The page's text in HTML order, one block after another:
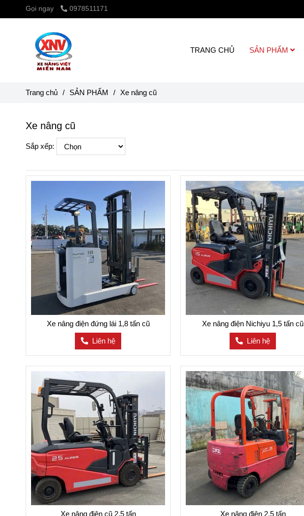
Gọi ngay 0978511171
TRANG CHỦ SẢN PHẨM
Trang chủ / SẢN PHẨM / Xe nâng cũ
Xe nâng cũ
Sắp xếp:
Xe nâng điện đứng lái 1,8 tấn cũ
Liên hệ
Xe nâng điện Nichiyu 1,5 tấn cũ
Liên hệ
Xe nâng điện cũ 2,5 tấn Xe nâng điện 2,5 tấn